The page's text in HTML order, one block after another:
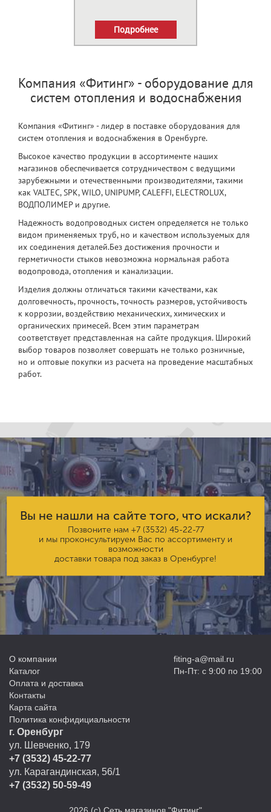
Подробнее
Компания «Фитинг» - оборудование для
систем отопления и водоснабжения
Компания «Фитинг» - лидер в поставке оборудования для
систем отопления и водоснабжения в Оренбурге.
Высокое качество продукции в ассортименте наших
магазинов обеспечивается сотрудничеством с ведущими
зарубежными и отечественными производителями, такими
как VALTEC, SPK, WILO, UNIPUMP, CALEFFI, ELECTROLUX,
ВОДПОЛИМЕР и другие.
Надежность водопроводных систем определяется не только
видом применяемых труб, но и качеством используемых для
их соединения деталей.Без достижения прочности и
герметичности стыков невозможна нормальная работа
водопровода, отопления и канализации.
Изделия должны отличаться такими качествами, как
долговечность, прочность, точность размеров, устойчивость
к коррозии, воздействию механических, химических и
органических примесей. Всем этим параметрам
соответствует представленная на сайте продукция. Широкий
выбор товаров позволяет совершать не только розничные,
но и оптовые покупки из расчета на проведение масштабных
работ.
Вы не нашли на сайте того, что искали?
Позвоните нам +7 (3532) 45-22-77
и мы проконсультируем Вас по ассортименту и
возможности
доставки товара под заказ в Оренбурге!
О компании
Каталог
Оплата и доставка
Контакты
Карта сайта
Политика конфидициальности
fiting-a@mail.ru
Пн-Пт: с 9:00 по 19:00
г. Оренбург
ул. Шевченко, 179
+7 (3532) 45-22-77
ул. Карагандинская, 56/1
+7 (3532) 50-59-49